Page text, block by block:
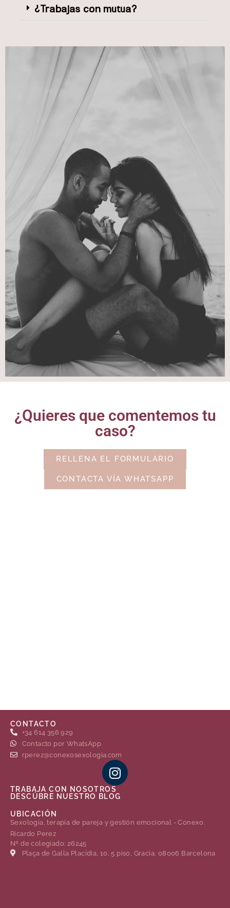
¿Trabajas con mutua?
¿Quieres que comentemos tu
caso?
RELLENA EL FORMULARIO
CONTACTA VÍA WHATSAPP
CONTACTO
+34 614 356 929
Contacto por WhatsApp
rperez@conexosexologia.com
TRABAJA CON NOSOTROS
DESCÚBRE NUESTRO BLOG
UBICACIÓN
Sexología, terapia de pareja y gestión emocional - Conexo.
Ricardo Perez
Nº de colegiado: 26245
Plaça de Gal·la Placídia, 10, 5 piso, Gracia, 08006 Barcelona